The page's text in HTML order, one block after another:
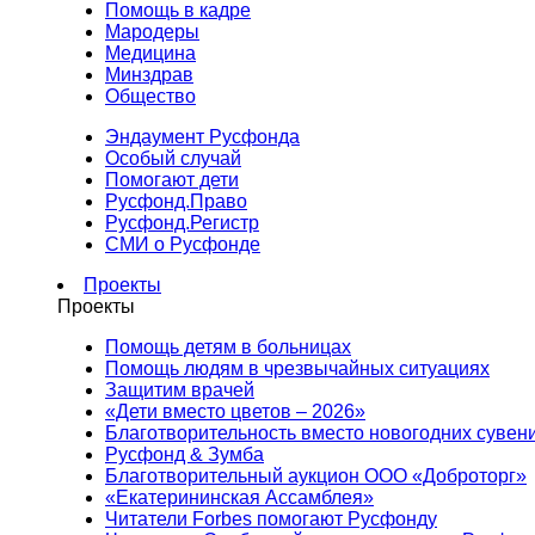
Помощь в кадре
Мародеры
Медицина
Минздрав
Общество
Эндаумент Русфонда
Особый случай
Помогают дети
Русфонд.Право
Русфонд.Регистр
СМИ о Русфонде
Проекты
Проекты
Помощь детям в больницах
Помощь людям в чрезвычайных ситуациях
Защитим врачей
«Дети вместо цветов – 2026»
Благотворительность вместо новогодних
Русфонд & Зумба
Благотворительный аукцион ООО «Доброторг»
«Екатерининская Ассамблея»
Читатели Forbes помогают Русфонду